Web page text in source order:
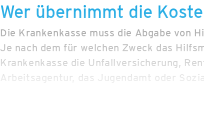
Wer übernimmt die
Die Krankenkasse muss die Abgabe von
Je nach dem für welchen Zweck das
Krankenkasse die Unfallversicherung,
Arbeitsagentur, das Jugendamt oder